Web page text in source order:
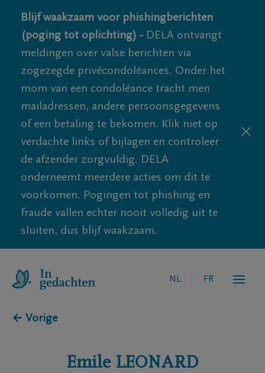
Blijf waakzaam voor phishingberichten
(poging tot oplichting) - DELA ontvangt
meldingen over valse berichten via
zogezegde privécondoléances. Onder het
mom van een condoléance tracht men
mailadressen, andere persoonsgegevens
of een betaling te bekomen. Klik niet op
verdachte links of bijlagen en controleer
de afzender zorgvuldig. DELA
onderneemt meerdere acties om dit te
voorkomen. Pogingen tot phishing en
fraude vallen echter nooit volledig uit te
sluiten, dus blijf waakzaam.
NL FR
← Vorige
Emile LEONARD